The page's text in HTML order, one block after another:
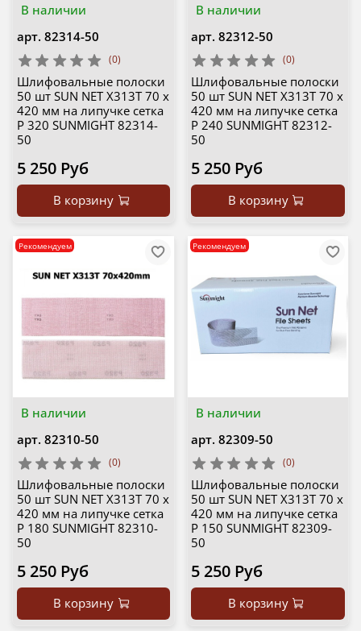
В наличии
арт. 82314-50
(0)
Шлифовальные полоски
50 шт SUN NET X313T 70 х
420 мм на липучке сетка
P 320 SUNMIGHT 82314-
50
5 250 Руб
В корзину
В наличии
арт. 82312-50
(0)
Шлифовальные полоски
50 шт SUN NET X313T 70 х
420 мм на липучке сетка
P 240 SUNMIGHT 82312-
50
5 250 Руб
В корзину
В наличии
Рекомендуем
арт. 82310-50
(0)
Шлифовальные полоски
50 шт SUN NET X313T 70 х
420 мм на липучке сетка
P 180 SUNMIGHT 82310-
50
5 250 Руб
В корзину
В наличии
Рекомендуем
арт. 82309-50
(0)
Шлифовальные полоски
50 шт SUN NET X313T 70 х
420 мм на липучке сетка
P 150 SUNMIGHT 82309-
50
5 250 Руб
В корзину